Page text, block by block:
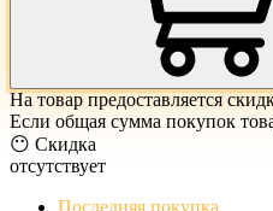
На товар предоставляется
Если общая сумма покупок
😶 Скидка
отсутствует
Последняя покупка